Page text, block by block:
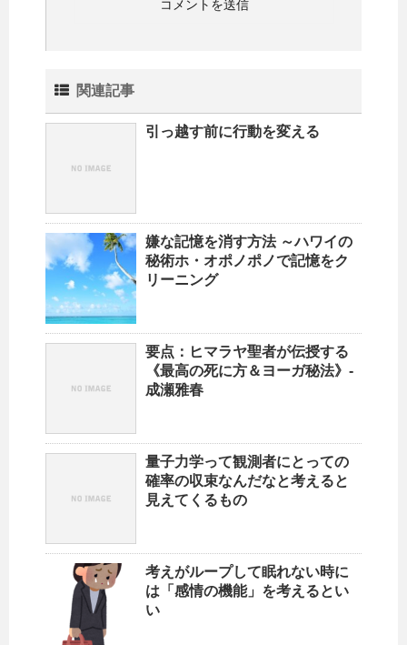
関連記事
引っ越す前に行動を変える
嫌な記憶を消す方法 ～ハワイの
秘術ホ・オポノポノで記憶をク
リーニング
要点：ヒマラヤ聖者が伝授する
《最高の死に方＆ヨーガ秘法》-
成瀬雅春
量子力学って観測者にとっての
確率の収束なんだなと考えると
見えてくるもの
考えがループして眠れない時に
は「感情の機能」を考えるとい
い